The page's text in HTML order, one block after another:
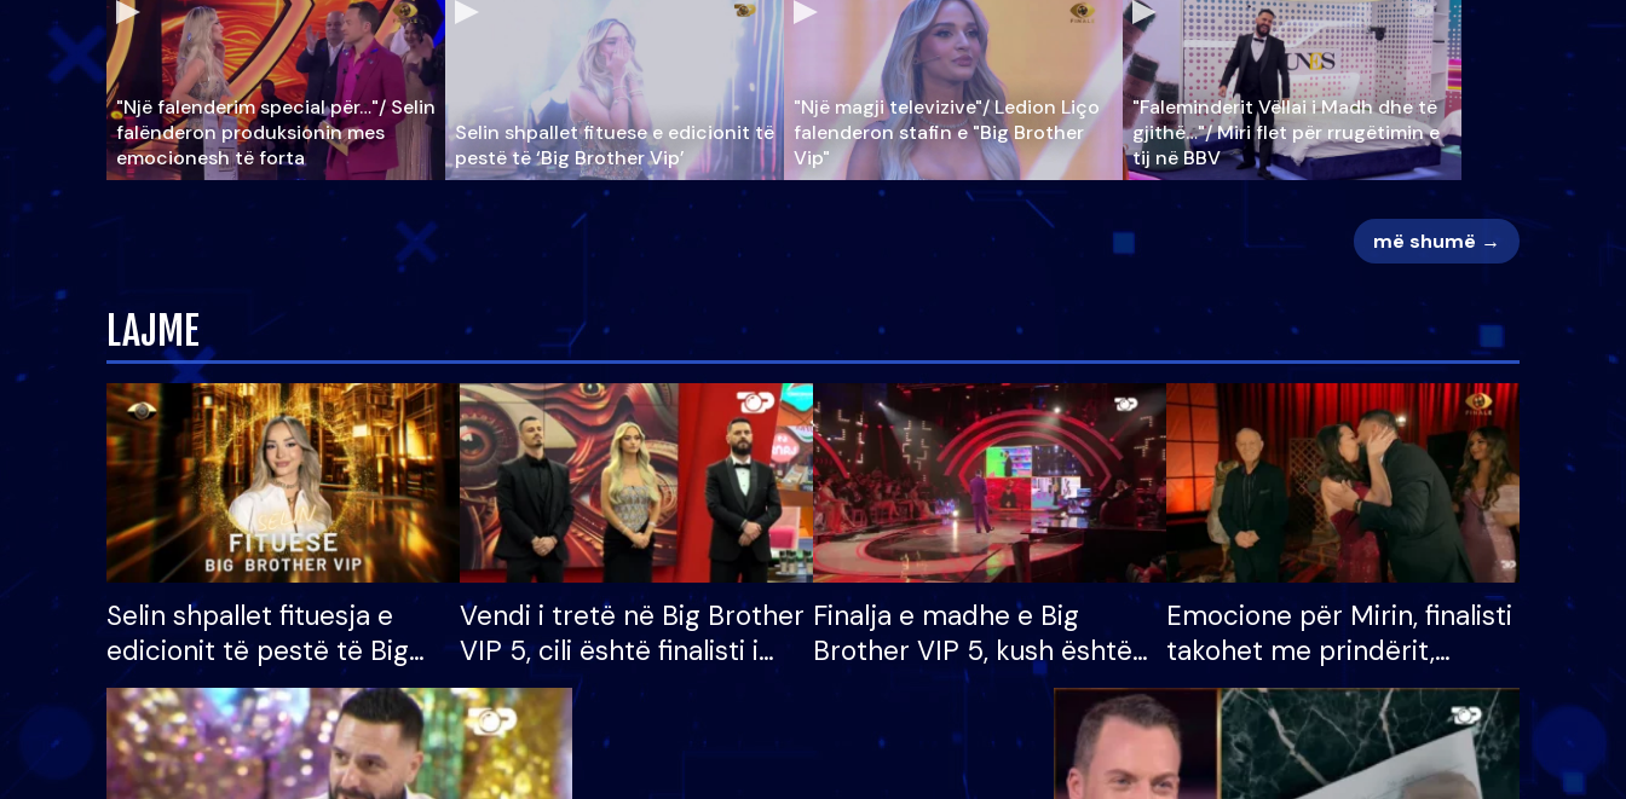
"Një falenderim special për…"/ Selin
falënderon produksionin mes
emocionesh të forta
Selin shpallet fituese e edicionit të
pestë të ‘Big Brother Vip’
"Një magji televizive"/ Ledion Liço
falenderon stafin e "Big Brother
Vip"
"Faleminderit Vëllai i Madh dhe të
gjithë…"/ Miri flet për rrugëtimin e
tij në BBV
më shumë →
LAJME
Selin shpallet fituesja e
edicionit të pestë të Big
Brother VIP, rrëmben
çmimin e madh prej 100
mijë eurosh
Vendi i tretë në Big Brother
VIP 5, cili është finalisti i
radhës që lë shtëpinë
Finalja e madhe e Big
Brother VIP 5, kush është
banori i parë që lë shtëpinë
dhe humb mundësinë për
të fituar çmimin e madh
Emocione për Mirin, finalisti
takohet me prindërit,
vajzën dhe bashkëshorten:
S’kemi ndonjë letër divorci
apo jo?